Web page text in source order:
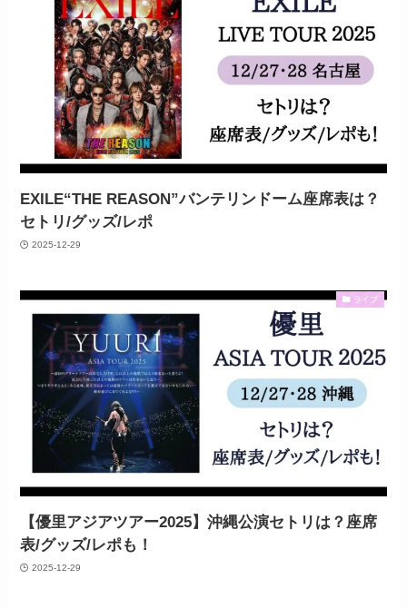
EXILE“THE REASON”バンテリンドーム座席表は？
セトリ/グッズ/レポ
2025-12-29
ライブ
【優里アジアツアー2025】沖縄公演セトリは？座席
表/グッズ/レポも！
2025-12-29